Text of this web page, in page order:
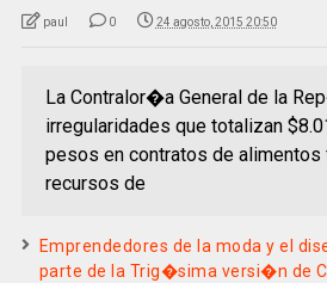
paul 0 24 agosto, 2015 20:50
La Contralor�a General de la
irregularidades que totalizan
pesos en contratos de alimentos
recursos de
Emprendedores de la moda y el
parte de la Trig�sima versi�n de